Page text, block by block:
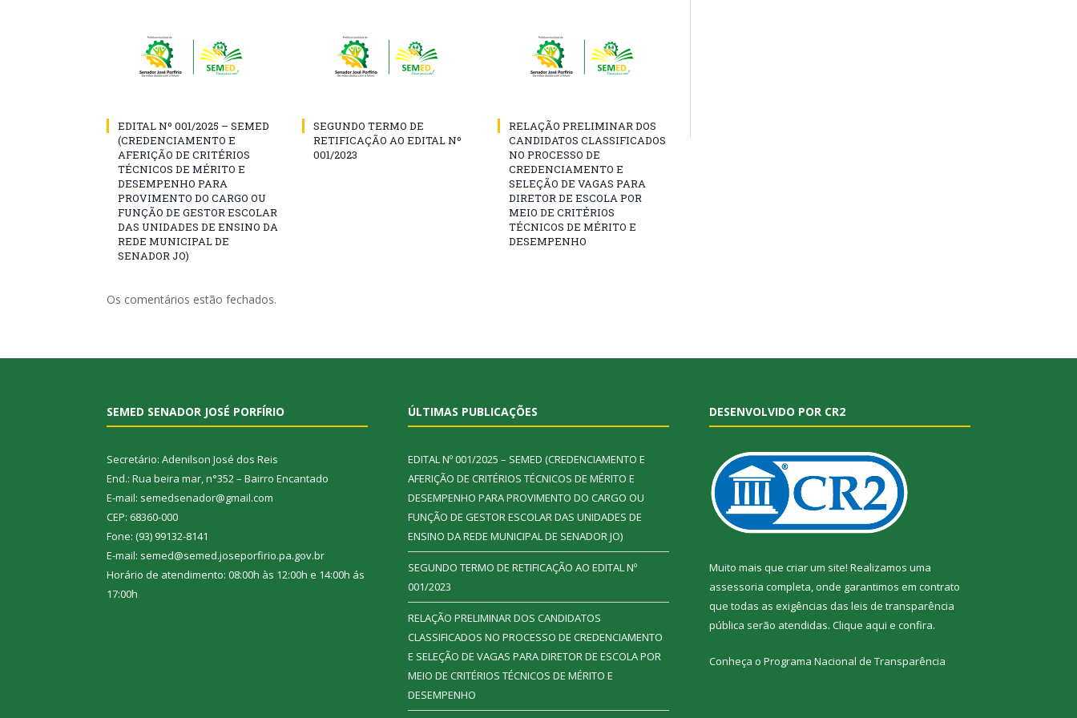
EDITAL Nº 001/2025 – SEMED
(CREDENCIAMENTO E
AFERIÇÃO DE CRITÉRIOS
TÉCNICOS DE MÉRITO E
DESEMPENHO PARA
PROVIMENTO DO CARGO OU
FUNÇÃO DE GESTOR ESCOLAR
DAS UNIDADES DE ENSINO DA
REDE MUNICIPAL DE
SENADOR JO)
SEGUNDO TERMO DE
RETIFICAÇÃO AO EDITAL Nº
001/2023
RELAÇÃO PRELIMINAR DOS
CANDIDATOS CLASSIFICADOS
NO PROCESSO DE
CREDENCIAMENTO E
SELEÇÃO DE VAGAS PARA
DIRETOR DE ESCOLA POR
MEIO DE CRITÉRIOS
TÉCNICOS DE MÉRITO E
DESEMPENHO
Os comentários estão fechados.
SEMED SENADOR JOSÉ PORFÍRIO
Secretário: Adenilson José dos Reis
End.: Rua beira mar, n°352 – Bairro Encantado
E-mail: semedsenador@gmail.com
CEP: 68360-000
Fone: (93) 99132-8141
E-mail: semed@semed.joseporfirio.pa.gov.br
Horário de atendimento: 08:00h às 12:00h e 14:00h ás
17:00h
ÚLTIMAS PUBLICAÇÕES
EDITAL Nº 001/2025 – SEMED (CREDENCIAMENTO E
AFERIÇÃO DE CRITÉRIOS TÉCNICOS DE MÉRITO E
DESEMPENHO PARA PROVIMENTO DO CARGO OU
FUNÇÃO DE GESTOR ESCOLAR DAS UNIDADES DE
ENSINO DA REDE MUNICIPAL DE SENADOR JO)
SEGUNDO TERMO DE RETIFICAÇÃO AO EDITAL Nº
001/2023
RELAÇÃO PRELIMINAR DOS CANDIDATOS
CLASSIFICADOS NO PROCESSO DE CREDENCIAMENTO
E SELEÇÃO DE VAGAS PARA DIRETOR DE ESCOLA POR
MEIO DE CRITÉRIOS TÉCNICOS DE MÉRITO E
DESEMPENHO
DESENVOLVIDO POR CR2
Muito mais que criar um site! Realizamos uma
assessoria completa, onde garantimos em contrato
que todas as exigências das leis de transparência
pública serão atendidas. Clique aqui e confira.
Conheça o Programa Nacional de Transparência